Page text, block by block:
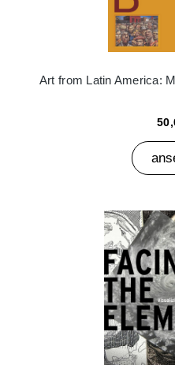
Art from Latin America: